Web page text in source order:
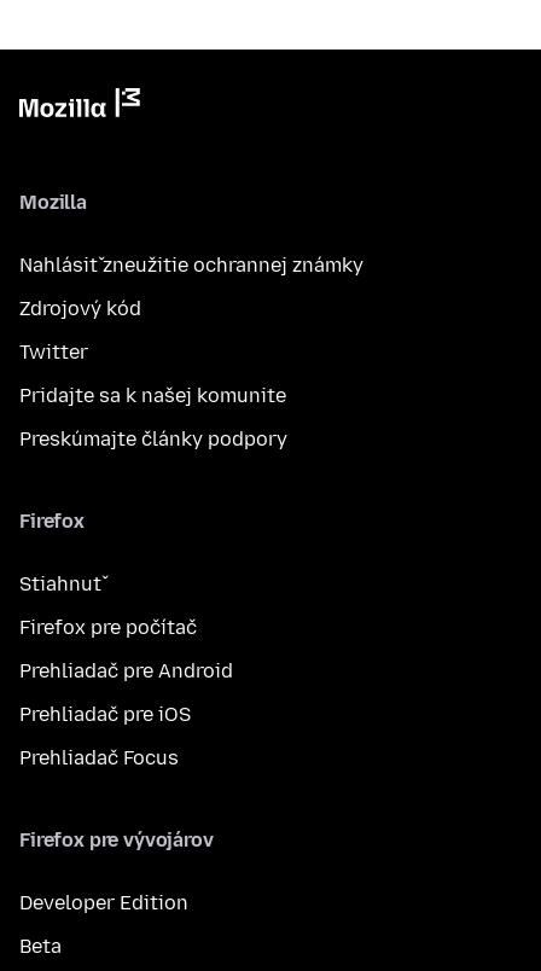
Mozilla
Nahlásiť zneužitie ochrannej známky
Zdrojový kód
Twitter
Pridajte sa k našej komunite
Preskúmajte články podpory
Firefox
Stiahnuť
Firefox pre počítač
Prehliadač pre Android
Prehliadač pre iOS
Prehliadač Focus
Firefox pre vývojárov
Developer Edition
Beta